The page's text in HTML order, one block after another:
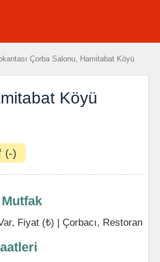
Çorba Salonu, Hamitabat Köyü
Köyü
(-)
Fiyat (₺) | Çorbacı, Restoran